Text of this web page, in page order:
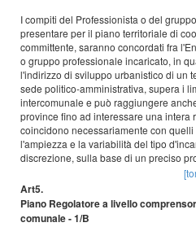
I compiti del Professionista o del
presentare per il piano territoriale di
committente, saranno concordati fra
o gruppo professionale incaricato, in
l'indirizzo di sviluppo urbanistico di un
sede politico-amministrativa, supera i
intercomunale e può raggiungere
province fino ad interessare una intera
coincidono necessariamente con
l'ampiezza e la variabilità del tipo
discrezione, sulla base di un preciso
Art5.
Piano Regolatore a livello
comunale - 1/B